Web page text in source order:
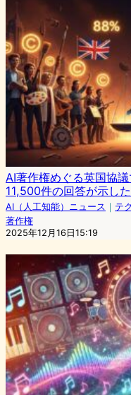
AI著作権めぐる英国協
11,500件の回答が示し
AI（人工知能）ニュース ｜ テ
著作権
2025年12月16日15:19